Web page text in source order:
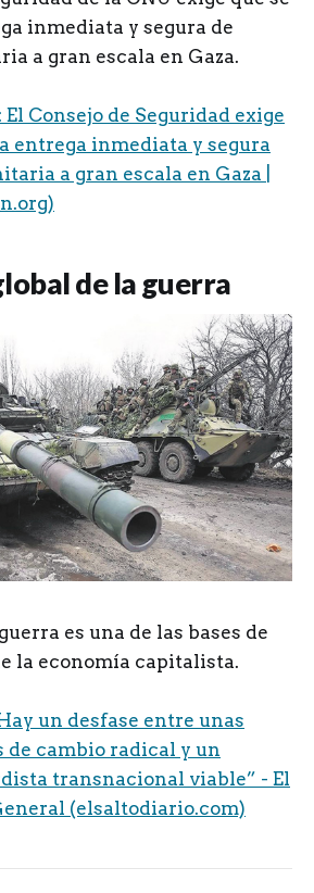
inmediata y segura de
a gran escala en Gaza.
Consejo de Seguridad exige
entrega inmediata y segura
a gran escala en Gaza |
de la guerra
es una de las bases de
la economía capitalista.
un desfase entre unas
de cambio radical y un
transnacional viable” - El
(elsaltodiario.com)